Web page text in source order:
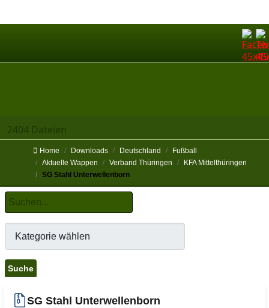
2404 Dateien
Home Downloads Deutschland
Fußball
Aktuelle Wappen
Verband Thüringen
KFA Mittelthüringen
SG Stahl Unterwellenborn
SG Stahl Unterwellenborn